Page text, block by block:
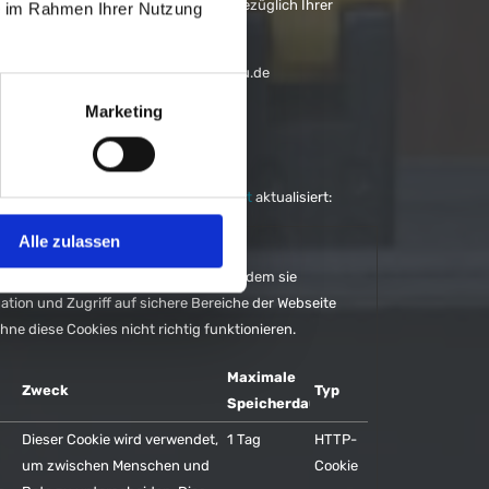
Rahmen Ihrer Nutzung
Marketing
Alle zulassen
und das Datum an, wenn Sie uns bezüglich Ihrer
Domains zu: www.curdas-luckau.de
Mal am 22/07/2026 vonCookiebot aktualisiert:
eine Webseite nutzbar zu machen, indem sie
und Zugriff auf sichere Bereiche der Webseite
diese Cookies nicht richtig funktionieren.
Zweck
Maximale
Speicherdauer
Typ
Dieser Cookie wird verwendet,
um zwischen Menschen und
1 Tag
HTTP-
Cookie